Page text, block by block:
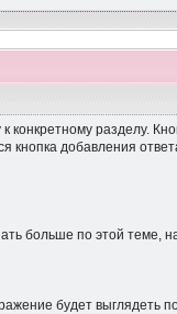
разделу.
кнопка добавления
больше по этой теме,
будет выглядеть